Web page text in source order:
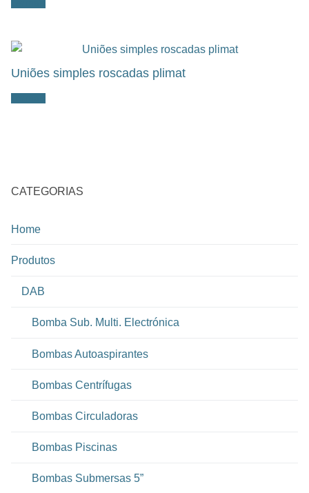
Uniões simples roscadas plimat
CATEGORIAS
Home
Produtos
DAB
Bomba Sub. Multi. Electrónica
Bombas Autoaspirantes
Bombas Centrífugas
Bombas Circuladoras
Bombas Piscinas
Bombas Submersas 5”